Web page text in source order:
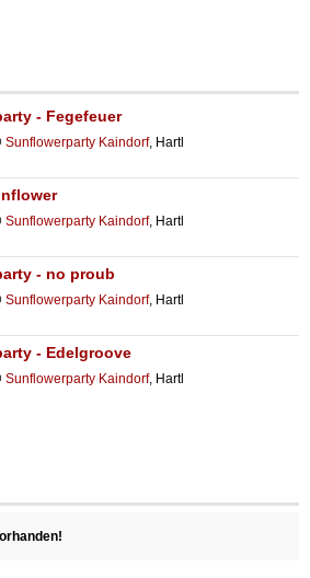
- Fegefeuer
Sunflowerparty Kaindorf, Hartl
Sunflowerparty Kaindorf, Hartl
- no proub
Sunflowerparty Kaindorf, Hartl
- Edelgroove
Sunflowerparty Kaindorf, Hartl